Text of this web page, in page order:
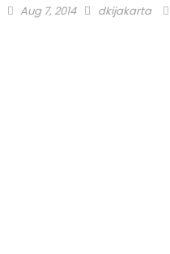
Posted
Aug 7, 2014 Author
dkijakarta